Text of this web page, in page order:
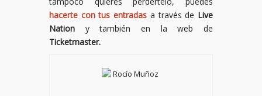
hacerte con tus entradas a través de Live
Nation y también en la web de
Ticketmaster.